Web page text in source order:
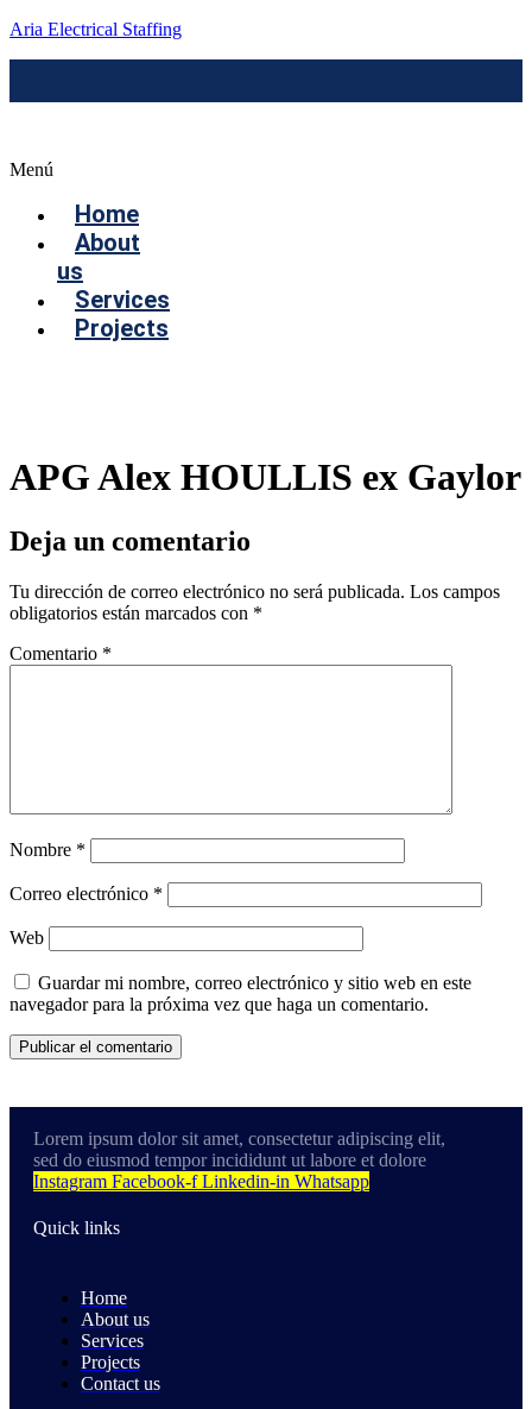
Aria Electrical Staffing
Menú
Home
About
us
Services
Projects
APG Alex HOULLIS ex Gaylor
Deja un comentario
Tu dirección de correo electrónico no será publicada. Los campos
obligatorios están marcados con *
Comentario *
Nombre *
Correo electrónico *
Web
Guardar mi nombre, correo electrónico y sitio web en este
navegador para la próxima vez que haga un comentario.
Lorem ipsum dolor sit amet, consectetur adipiscing elit,
sed do eiusmod tempor incididunt ut labore et dolore
Instagram Facebook-f Linkedin-in Whatsapp
Quick links
Home
About us
Services
Projects
Contact us